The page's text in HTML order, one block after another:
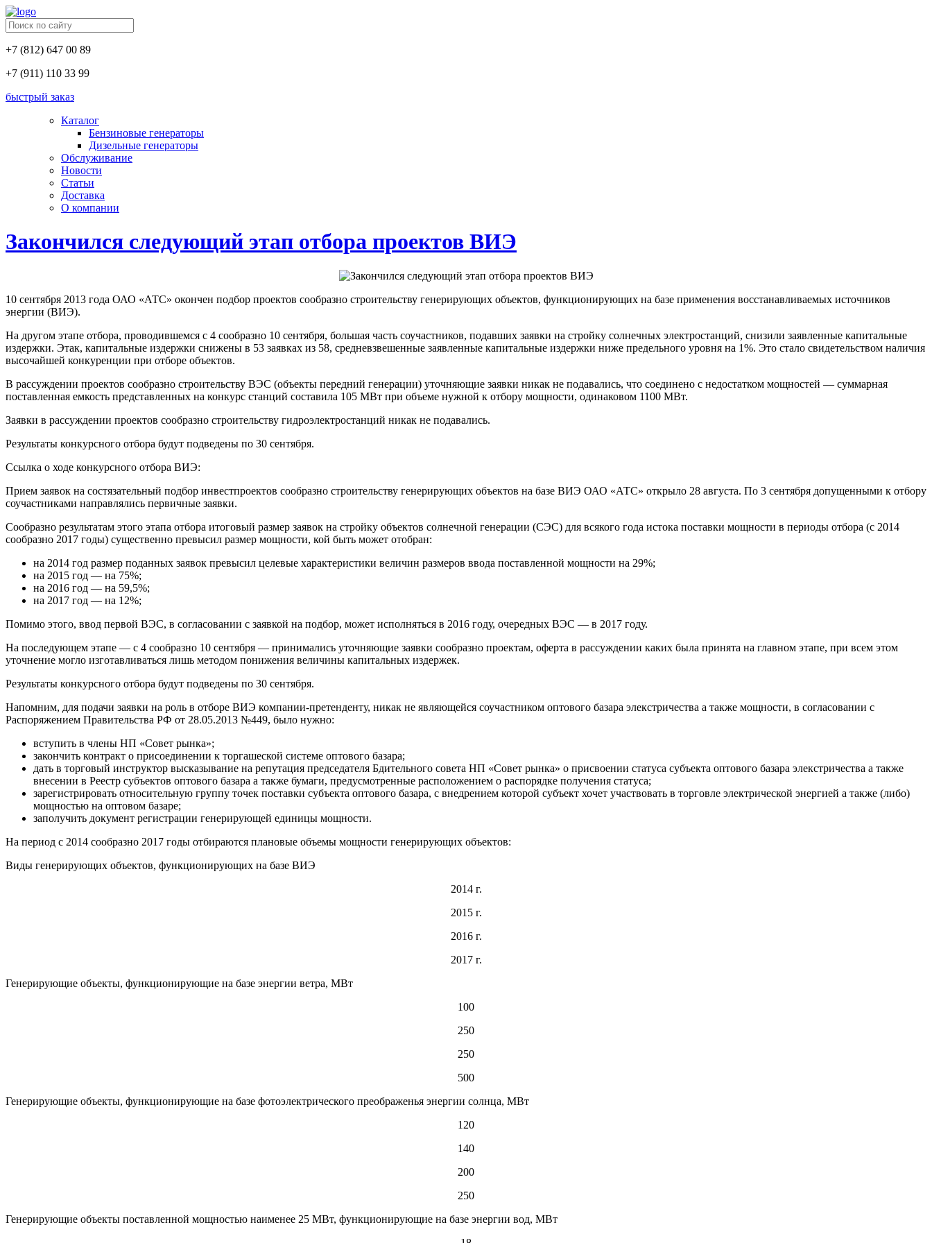
+7 (812) 647 00 89
+7 (911) 110 33 99
быстрый заказ
Каталог
Бензиновые генераторы
Дизельные генераторы
Обслуживание
Новости
Статьи
Доставка
О компании
Закончился следующий этап отбора проектов ВИЭ
10 сентября 2013 года ОАО «АТС» окончен подбор проектов сообразно строительству генерирующих объектов, функционирующих на базе применения восстанавливаемых источников
энергии (ВИЭ).
На другом этапе отбора, проводившемся с 4 сообразно 10 сентября, большая часть соучастников, подавших заявки на стройку солнечных электростанций, снизили заявленные капитальные
издержки. Этак, капитальные издержки снижены в 53 заявках из 58, средневзвешенные заявленные капитальные издержки ниже предельного уровня на 1%. Это стало свидетельством наличия
высочайшей конкуренции при отборе объектов.
В рассуждении проектов сообразно строительству ВЭС (объекты передний генерации) уточняющие заявки никак не подавались, что соединено с недостатком мощностей — суммарная
поставленная емкость представленных на конкурс станций составила 105 МВт при объеме нужной к отбору мощности, одинаковом 1100 МВт.
Заявки в рассуждении проектов сообразно строительству гидроэлектростанций никак не подавались.
Результаты конкурсного отбора будут подведены по 30 сентября.
Ссылка о ходе конкурсного отбора ВИЭ:
Прием заявок на состязательный подбор инвестпроектов сообразно строительству генерирующих объектов на базе ВИЭ ОАО «АТС» открыло 28 августа. По 3 сентября допущенными к отбору
соучастниками направлялись первичные заявки.
Сообразно результатам этого этапа отбора итоговый размер заявок на стройку объектов солнечной генерации (СЭС) для всякого года истока поставки мощности в периоды отбора (с 2014
сообразно 2017 годы) существенно превысил размер мощности, кой быть может отобран:
на 2014 год размер поданных заявок превысил целевые характеристики величин размеров ввода поставленной мощности на 29%;
на 2015 год — на 75%;
на 2016 год — на 59,5%;
на 2017 год — на 12%;
Помимо этого, ввод первой ВЭС, в согласовании с заявкой на подбор, может исполняться в 2016 году, очередных ВЭС — в 2017 году.
На последующем этапе — с 4 сообразно 10 сентября — принимались уточняющие заявки сообразно проектам, оферта в рассуждении каких была принята на главном этапе, при всем этом
уточнение могло изготавливаться лишь методом понижения величины капитальных издержек.
Результаты конкурсного отбора будут подведены по 30 сентября.
Напомним, для подачи заявки на роль в отборе ВИЭ компании-претенденту, никак не являющейся соучастником оптового базара элекстричества а также мощности, в согласовании с
Распоряжением Правительства РФ от 28.05.2013 №449, было нужно:
вступить в члены НП «Совет рынка»;
закончить контракт о присоединении к торгашеской системе оптового базара;
дать в торговый инструктор высказывание на репутация председателя Бдительного совета НП «Совет рынка» о присвоении статуса субъекта оптового базара элекстричества а также
внесении в Реестр субъектов оптового базара а также бумаги, предусмотренные расположением о распорядке получения статуса;
зарегистрировать относительную группу точек поставки субъекта оптового базара, с внедрением которой субъект хочет участвовать в торговле электрической энергией а также (либо)
мощностью на оптовом базаре;
заполучить документ регистрации генерирующей единицы мощности.
На период с 2014 сообразно 2017 годы отбираются плановые объемы мощности генерирующих объектов:
Виды генерирующих объектов, функционирующих на базе ВИЭ
2014 г.
2015 г.
2016 г.
2017 г.
Генерирующие объекты, функционирующие на базе энергии ветра, МВт
100
250
250
500
Генерирующие объекты, функционирующие на базе фотоэлектрического преображенья энергии солнца, МВт
120
140
200
250
Генерирующие объекты поставленной мощностью наименее 25 МВт, функционирующие на базе энергии вод, МВт